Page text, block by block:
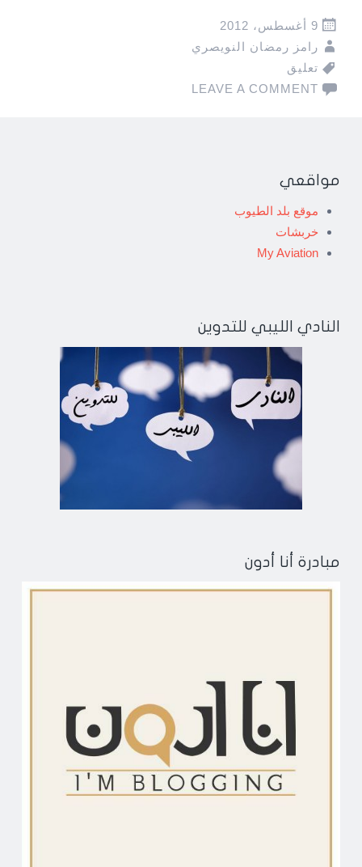
9 أغسطس، 2012
رامز رمضان النويصري
تعليق
LEAVE A COMMENT
مواقعي
موقع بلد الطيوب
خربشات
My Aviation
النادي الليبي للتدوين
مبادرة أنا أدون